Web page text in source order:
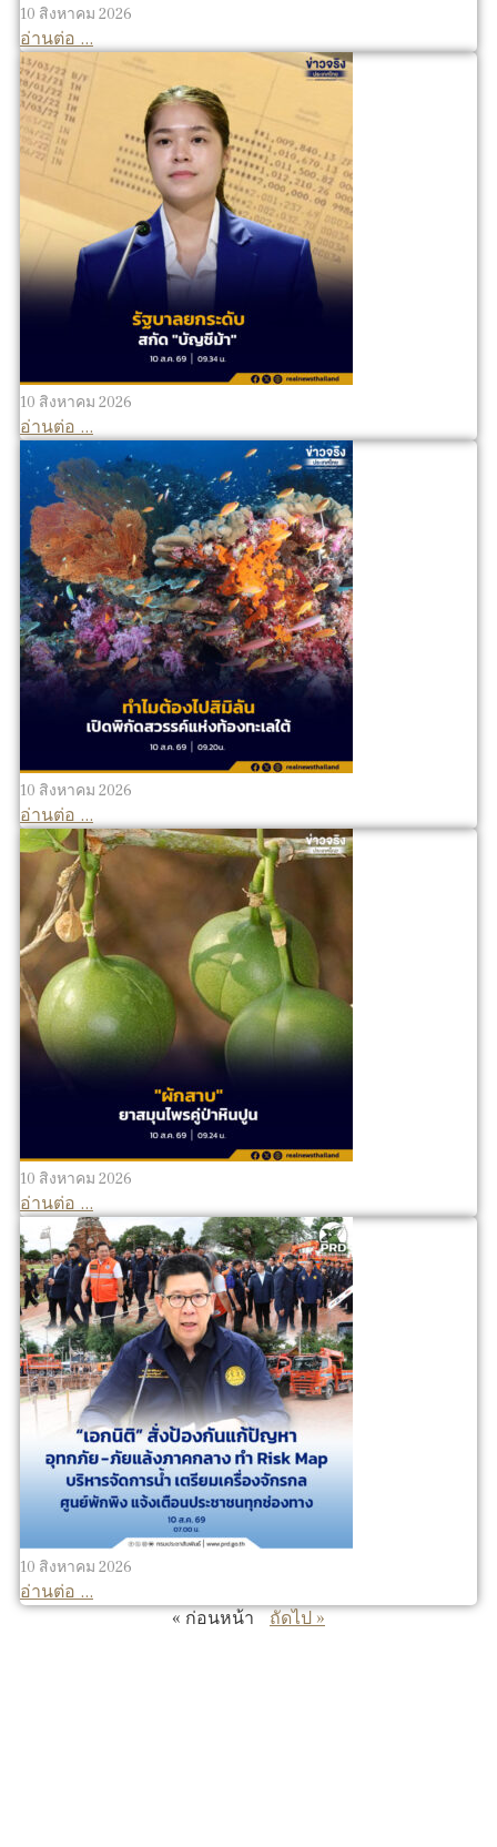
10 สิงหาคม 2026
อ่านต่อ ...
10 สิงหาคม 2026
อ่านต่อ ...
10 สิงหาคม 2026
อ่านต่อ ...
10 สิงหาคม 2026
อ่านต่อ ...
10 สิงหาคม 2026
อ่านต่อ ...
« ก่อนหน้า
ถัดไป »